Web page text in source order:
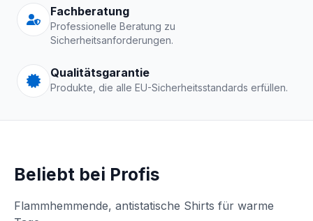
Fachberatung
Professionelle Beratung zu
Sicherheitsanforderungen.
Qualitätsgarantie
Produkte, die alle EU-Sicherheitsstandards erfüllen.
Beliebt bei Profis
Flammhemmende, antistatische Shirts für warme